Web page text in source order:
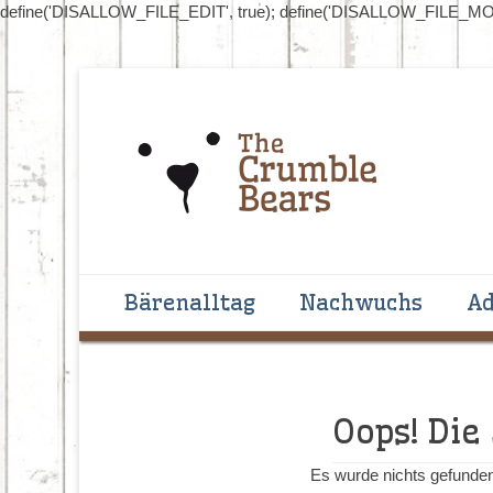
define('DISALLOW_FILE_EDIT', true);
The
Primäres Menü
Inhalt
springen
Bärenalltag Nachwuchs
Oops!
Es wurde nichts